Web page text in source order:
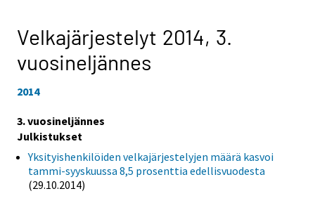
Velkajärjestelyt 2014, 3.
vuosineljännes
2014
3. vuosineljännes
Julkistukset
Yksityishenkilöiden velkajärjestelyjen määrä kasvoi
tammi-syyskuussa 8,5 prosenttia edellisvuodesta
(29.10.2014)